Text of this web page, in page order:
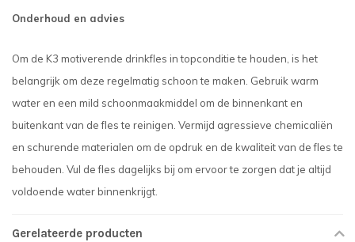
Onderhoud en advies
Om de K3 motiverende drinkfles in topconditie te houden, is het
belangrijk om deze regelmatig schoon te maken. Gebruik warm
water en een mild schoonmaakmiddel om de binnenkant en
buitenkant van de fles te reinigen. Vermijd agressieve chemicaliën
en schurende materialen om de opdruk en de kwaliteit van de fles te
behouden. Vul de fles dagelijks bij om ervoor te zorgen dat je altijd
voldoende water binnenkrijgt.
Gerelateerde producten